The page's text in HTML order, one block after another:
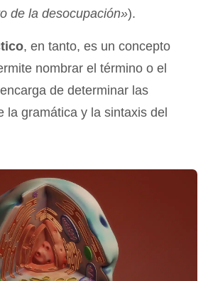
de la desocupación»).
, en tanto, es un concepto
nombrar el término o el
de determinar las
la gramática y la sintaxis del